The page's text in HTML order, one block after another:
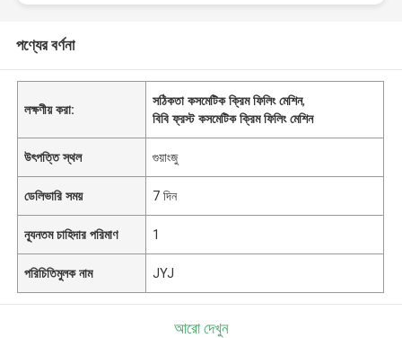
পণ্যের বর্ণনা
লক্ষণীয় করা:
সঠিকতা কসমেটিক ক্রিম ফিলিং মেশিন,
বিবি ফ্রস্ট কসমেটিক ক্রিম ফিলিং মেশিন
উৎপত্তি স্থল গুয়াংজু
ডেলিভারি সময় 7 দিন
ন্যূনতম চাহিদার পরিমাণ 1
পরিচিতিমুলক নাম JYJ
আরো দেখুন